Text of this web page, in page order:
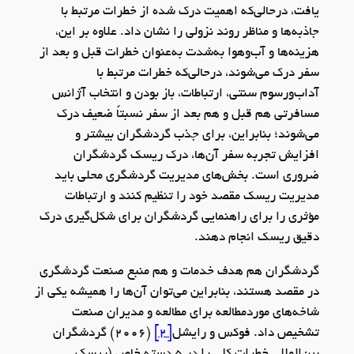
یافت، درحالی‌که اهمیت درک شده از خطرات مرتبط با
جاذبه‌ها و مناظر روند نزولی را نشان داد. علاوه بر این،
هزینه‌ها و آب‌وهوا به‌شدت به‌عنوان خطرات قبل و بعد از
سفر درک می‌شوند، درحالی‌که خطرات مرتبط با
آداب‌ورسوم سنتی، ارتباطات، باز بودن و انتخاب آژانس
مسافرتی هم قبل و هم بعد از سفر نسبتاً ضعیف درک
می‌شوند؛ بنابراین، برای جذب گردشگران بیشتر و
افزایش تجربه سفر آن‌ها، درک ریسک گردشگران
ضروری است. بخش‌های مدیریت گردشگری محلی باید
مدیریت ریسک مقصد خود را تنظیم کنند و ارتباطات
مؤثری را برای راهنمایی گردشگران برای شکل‌گیری درک
دقیق ریسک انجام دهند.
گردشگران هم هدف خدمات و هم منبع صنعت گردشگری
در مقصد هستند، بنابراین می‌توان آن‌ها را همیشه یکی از
شاخه‌های موردمطالعه برای مطالعه و مدیران صنعت
تشخیص داد. فوکس و رایشل[2]
(2006) گردشگران